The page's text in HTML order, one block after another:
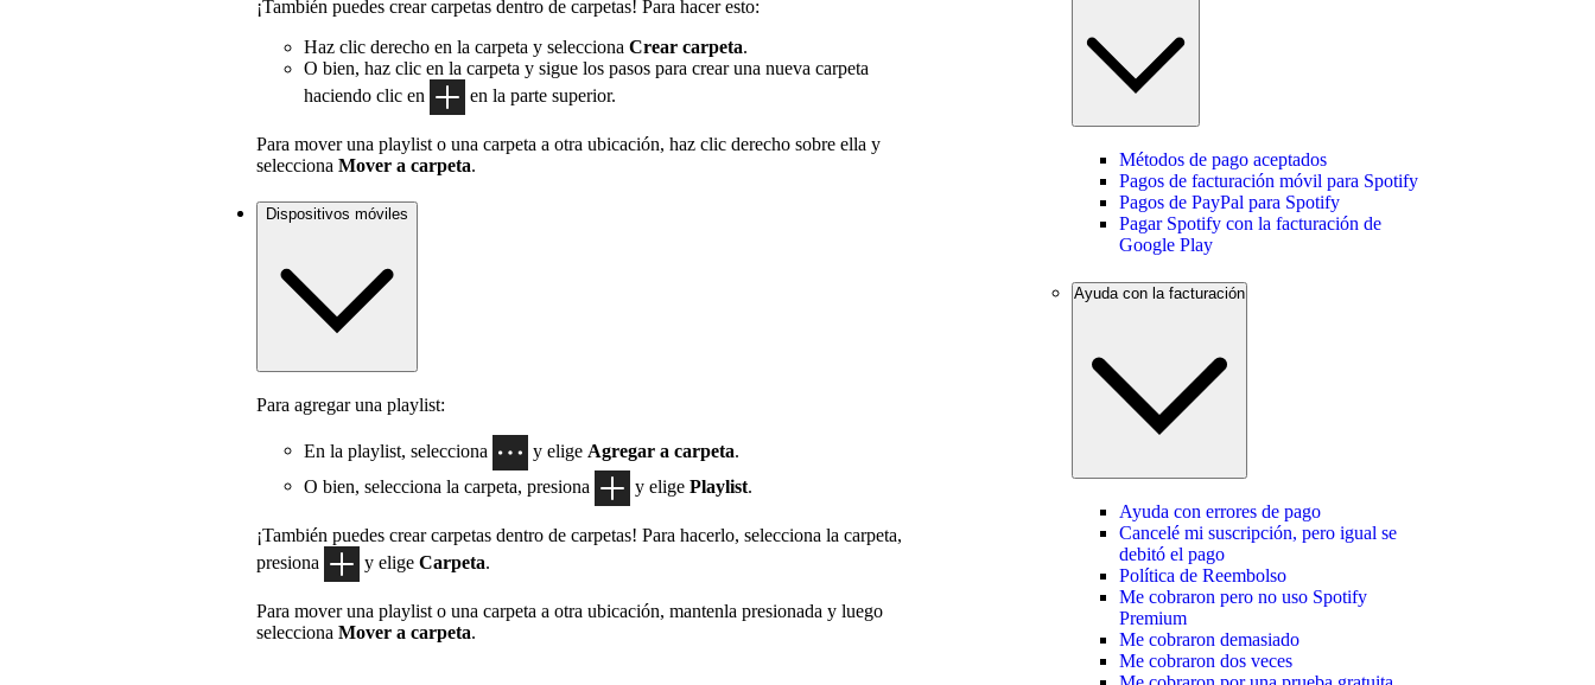
¡También puedes crear carpetas dentro de carpetas! Para hacer esto:
Haz clic derecho en la carpeta y selecciona Crear carpeta.
O bien, haz clic en la carpeta y sigue los pasos para crear una nueva carpeta
haciendo clic en
en la parte superior.
Para mover una playlist o una carpeta a otra ubicación, haz clic derecho sobre ella y
selecciona Mover a carpeta.
Dispositivos móviles
Para agregar una playlist:
En la playlist, selecciona y elige Agregar a carpeta
O bien, selecciona la carpeta, presiona
y elige Playlist
¡También puedes crear carpetas dentro de carpetas! Para hacerlo, selecciona la carpeta,
presiona
y elige Carpeta
Para mover una playlist o una carpeta a otra ubicación, mantenla presionada y luego
selecciona Mover a carpeta.
Métodos de pago aceptados
Pagos de facturación móvil para Spotify
Pagos de PayPal para Spotify
Pagar Spotify con la facturación de
Google Play
Ayuda con la facturación
Ayuda con errores de pago
Cancelé mi suscripción, pero igual se
debitó el pago
Política de Reembolso
Me cobraron pero no uso Spotify
Premium
Me cobraron demasiado
Me cobraron dos veces